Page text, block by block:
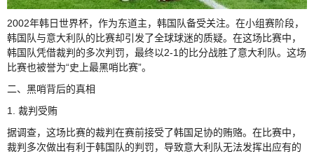
2002年韩日世界杯，作为东道主，韩国队备受关注。在小组赛阶段，
韩国队与意大利队的比赛却引发了全球球迷的质疑。在这场比赛中，
韩国队凭借裁判的多次判罚，最终以2-1的比分战胜了意大利队。这场
比赛也被誉为“史上最黑哨比赛”。
二、黑哨背后的真相
1. 裁判受贿
据调查，这场比赛的裁判在赛前接受了韩国足协的贿赂。在比赛中，
裁判多次做出有利于韩国队的判罚，导致意大利队无法发挥出应有的